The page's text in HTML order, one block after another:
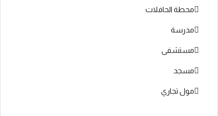
محطة الحافلات
مدرسة
مستشفى
مسجد
مول تجاري